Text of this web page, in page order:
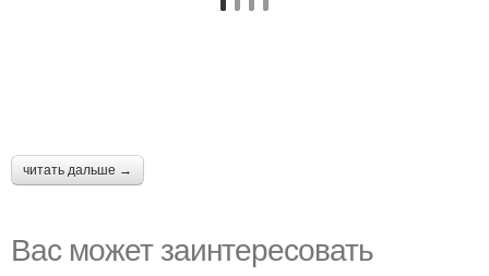
читать дальше →
Вас может заинтересовать